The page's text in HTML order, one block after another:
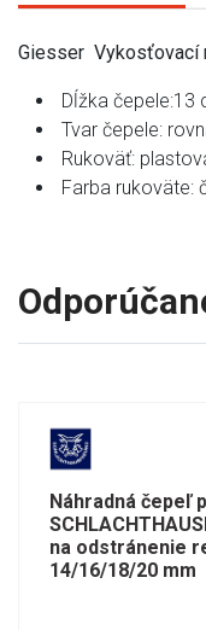
Giesser Vykosťovací
Dĺžka čepele:13
Tvar čepele:
Rukoväť:
Farba rukoväte:
Náhradná čepeľ
na odstránenie
14/16/18/20 mm